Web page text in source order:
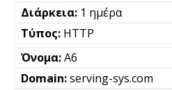
1 ημέρα
HTTP
A6
serving-sys.com